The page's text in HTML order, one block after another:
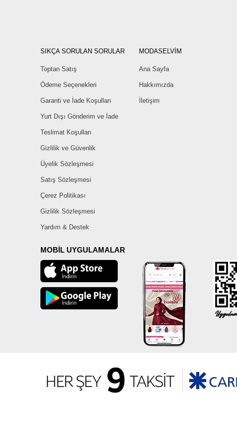
SIKÇA SORULAN SORULAR
Toptan Satış
Ödeme Seçenekleri
Garanti ve İade Koşulları
Yurt Dışı Gönderim ve İade
Teslimat Koşulları
Gizlilik ve Güvenlik
Üyelik Sözleşmesi
Satış Sözleşmesi
Çerez Politikası
Gizlilik Sözleşmesi
Yardım & Destek
MODASELVİM
Ana Sayfa
Hakkımızda
İletişim
MOBİL UYGULAMALAR